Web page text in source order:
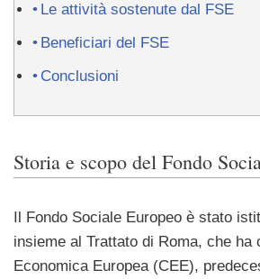
Le attività sostenute dal FSE
Beneficiari del FSE
Conclusioni
Storia e scopo del Fondo
Il Fondo Sociale Europeo è stato
insieme al Trattato di Roma, che ha
Economica Europea (CEE),